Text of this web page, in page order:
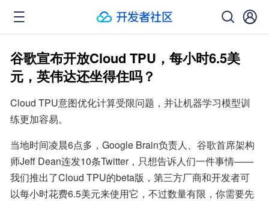
谷歌宣布开放Cloud TPU，每小时6.5美
元，英伟达还坐得住吗？
Cloud TPU意图优化计算受限问题，并让机器学习模型训
练更加容易。
当地时间凌晨6点多，Google Brain负责人、谷歌首席架构
师Jeff Dean连发10条Twitter，只想告诉人们一件事情——
我们推出了Cloud TPU的beta版，第三方厂商和开发者可
以每小时花费6.5美元来使用它，不过数量有限，你需要先